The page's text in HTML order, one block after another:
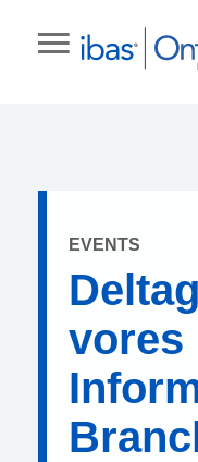
EVENTS
vores